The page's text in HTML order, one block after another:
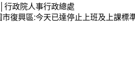
行政院人事行政總處
市復興區:今天已達停止上班及上課